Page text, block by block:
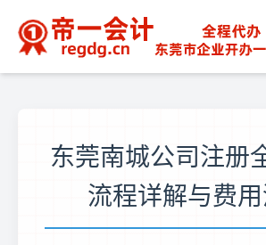
东莞南城公司注册
流程详解与费